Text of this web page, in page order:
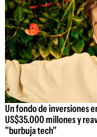
Un fondo de inversiones
US$35.000 millones y
"burbuja tech"